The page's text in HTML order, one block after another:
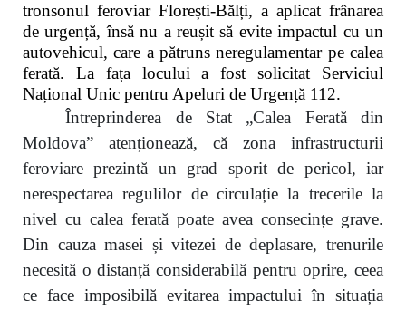
tronsonul feroviar Florești-Bălți, a aplicat frânarea
de urgență, însă nu a reușit să evite impactul cu un
autovehicul, care a pătruns neregulamentar pe calea
ferată. La fața locului a fost solicitat Serviciul
Național Unic pentru Apeluri de Urgență 112.
Întreprinderea de Stat „Calea Ferată din
Moldova” atenționează, că zona infrastructurii
feroviare prezintă un grad sporit de pericol, iar
nerespectarea regulilor de circulație la trecerile la
nivel cu calea ferată poate avea consecințe grave.
Din cauza masei și vitezei de deplasare, trenurile
necesită o distanță considerabilă pentru oprire, ceea
ce face imposibilă evitarea impactului în situația